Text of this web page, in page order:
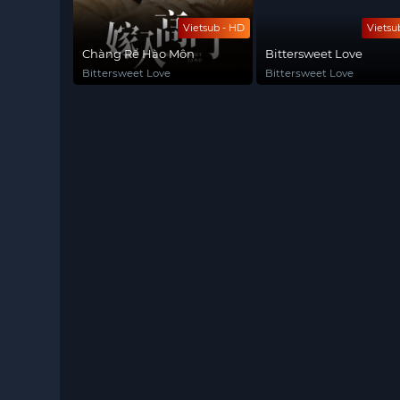
Vietsub - HD
Chàng Rể Hào Môn
Bittersweet Love
Bittersweet Love
Bittersweet Love